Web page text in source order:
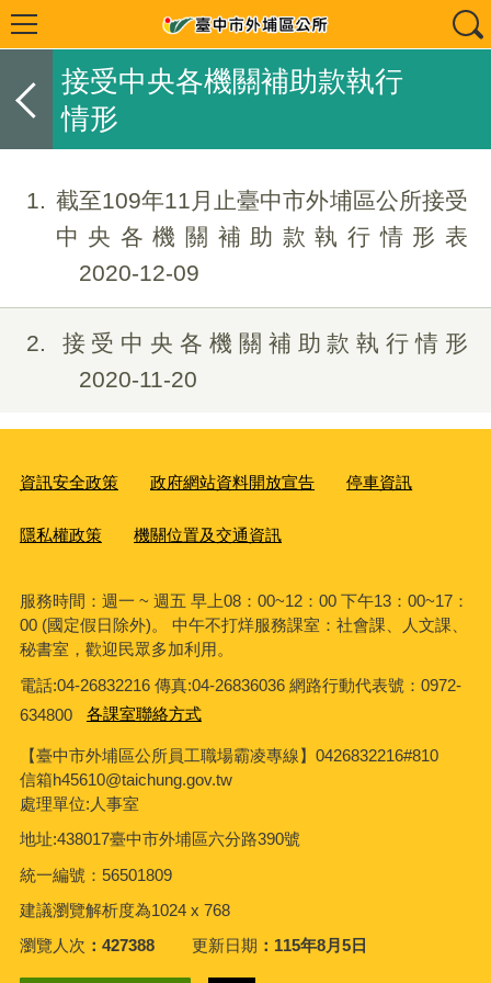
接受中央各機關補助款執行
情形
1
截至109年11月止臺中市外埔區公所接受
中央各機關補助款執行情形表
2020-12-09
2
接受中央各機關補助款執行情形
2020-11-20
資訊安全政策 政府網站資料開放宣告 停車資訊
隱私權政策 機關位置及交通資訊
服務時間：週一 ~ 週五 早上08：00~12：00 下午13：00~17：
00 (國定假日除外)。 中午不打烊服務課室：社會課、人文課、
秘書室，歡迎民眾多加利用。
電話:04-26832216 傳真:04-26836036 網路行動代表號：0972-
634800
各課室聯絡方式
【臺中市外埔區公所員工職場霸凌專線】0426832216#810
信箱h45610@taichung.gov.tw
處理單位:人事室
地址:438017臺中市外埔區六分路390號
統一編號：56501809
建議瀏覽解析度為1024 x 768
瀏覽人次
427388 更新日期 115年8月5日